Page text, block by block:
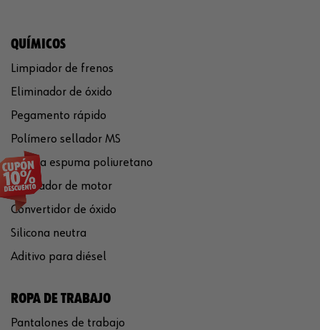
QUÍMICOS
Limpiador de frenos
Eliminador de óxido
Pegamento rápido
Polímero sellador MS
Pistola espuma poliuretano
Limpiador de motor
Convertidor de óxido
Silicona neutra
Aditivo para diésel
ROPA DE TRABAJO
Pantalones de trabajo